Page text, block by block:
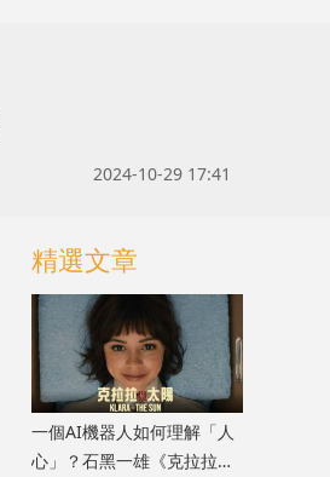
2024-10-29 17:41
精選文章
一個AI機器人如何理解「人
心」？石黑一雄《克拉拉與